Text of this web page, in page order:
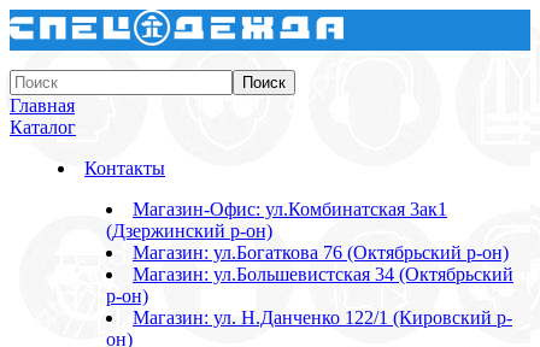
Главная
Каталог
Контакты
Магазин-Офис: ул.Комбинатская 3ак1
(Дзержинский р-он)
Магазин: ул.Богаткова 76 (Октябрьский р-он)
Магазин: ул.Большевистская 34 (Октябрьский
р-он)
Магазин: ул. Н.Данченко 122/1 (Кировский р-
он)